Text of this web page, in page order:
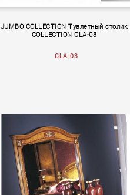
JUMBO COLLECTION Туалетный столик
COLLECTION CLA-03
CLA-03